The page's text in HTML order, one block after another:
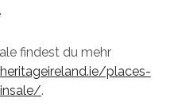
findest du mehr
places-
.